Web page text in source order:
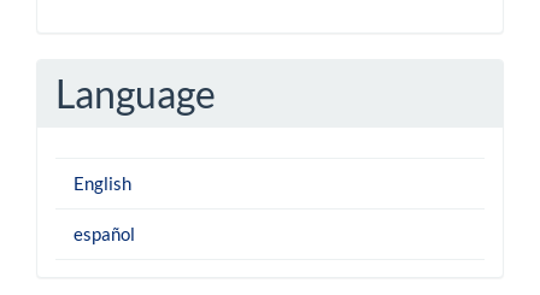
Language
English
español